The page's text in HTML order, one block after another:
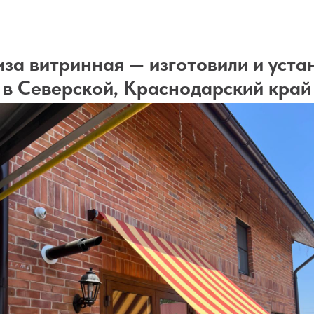
витринная — изготовили и
в Северской, Краснодарский край